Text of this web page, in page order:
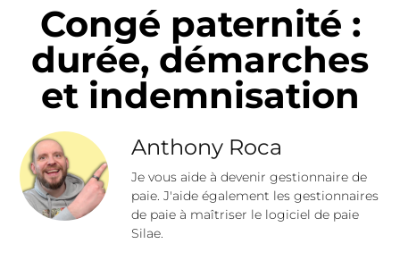
Congé paternité :
durée, démarches
et indemnisation
Anthony Roca
Je vous aide à devenir gestionnaire de
paie. J'aide également les gestionnaires
de paie à maîtriser le logiciel de paie
Silae.